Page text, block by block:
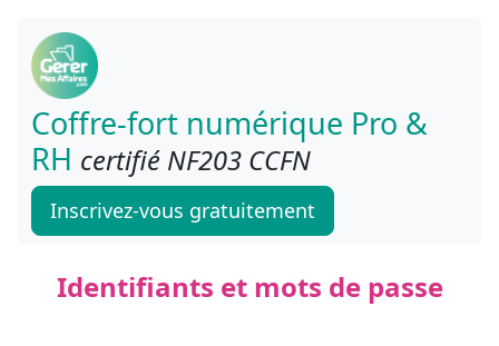
Coffre-fort numérique Pro &
RH certifié NF203 CCFN
Inscrivez-vous gratuitement
Identifiants et mots de passe